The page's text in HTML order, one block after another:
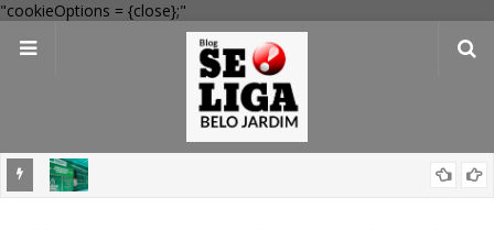
"cookieOptions = {close};"